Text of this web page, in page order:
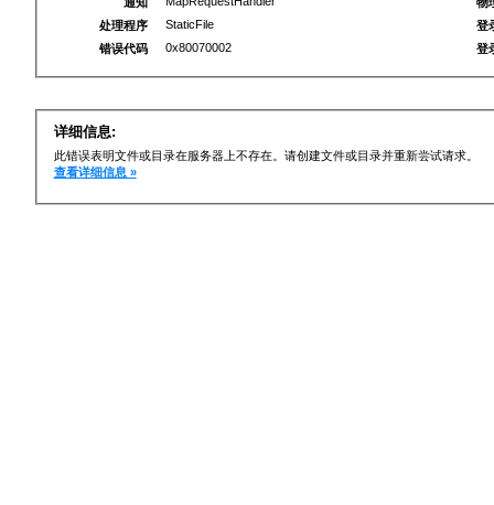
处理程序
StaticFile
错误代码
0x80070002
登
登
详细信息:
此错误表明文件或目录在服务器上不存在。请创建文件或目录并重新尝试请求。
查看详细信息 »